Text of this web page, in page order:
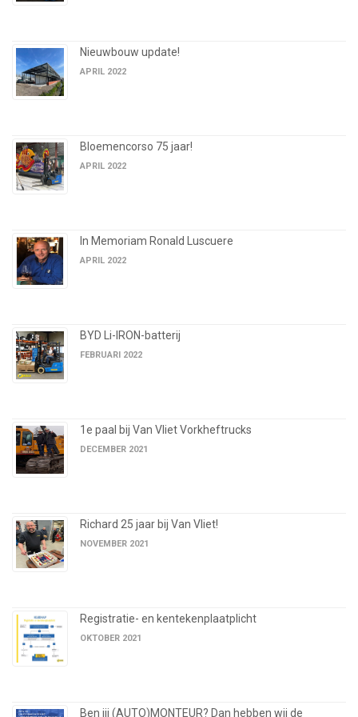
Nieuwbouw update!
APRIL 2022
Bloemencorso 75 jaar!
APRIL 2022
In Memoriam Ronald Luscuere
APRIL 2022
BYD Li-IRON-batterij
FEBRUARI 2022
1e paal bij Van Vliet Vorkheftrucks
DECEMBER 2021
Richard 25 jaar bij Van Vliet!
NOVEMBER 2021
Registratie- en kentekenplaatplicht
OKTOBER 2021
Ben jij (AUTO)MONTEUR? Dan hebben wij de